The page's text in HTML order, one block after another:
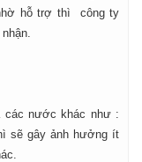
hỗ trợ thì công ty
các nước khác như :
sẽ gây ảnh hưởng ít